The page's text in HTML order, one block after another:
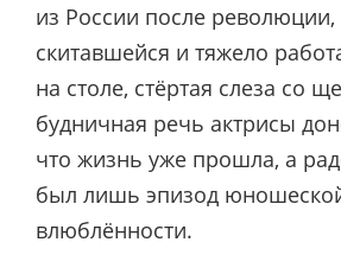
из России после
скитавшейся и тяжело
на столе, стёртая слеза со
будничная речь актрисы
что жизнь уже прошла, а
был лишь эпизод
влюблённости.